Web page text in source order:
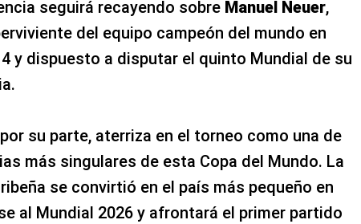
seguirá recayendo sobre Manuel Neuer,
del equipo campeón del mundo en
y dispuesto a disputar el quinto Mundial de su
su parte, aterriza en el torneo como una de
más singulares de esta Copa del Mundo. La
se convirtió en el país más pequeño en
al Mundial 2026 y afrontará el primer partido